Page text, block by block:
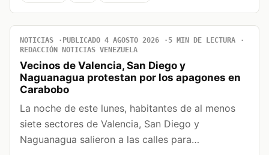
NOTICIAS PUBLICADO 4 AGOSTO 2026
5 MIN DE LECTURA
REDACCIÓN NOTICIAS VENEZUELA
Vecinos de Valencia, San Diego y
Naguanagua protestan por los apagones en
Carabobo
La noche de este lunes, habitantes de al menos
siete sectores de Valencia, San Diego y
Naguanagua salieron a las calles para…